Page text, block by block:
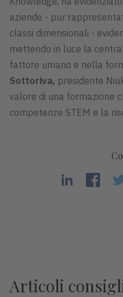
aziende - pur
classi dimensionali -
mettendo in luce la
fattore umano e nella
Sottoriva, presidente
valore di una formazione
competenze STEM e la
Articoli